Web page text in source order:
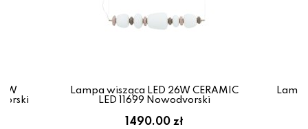
Lampa wisząca LED 26W CERAMIC
LED 11699 Nowodvorski
1490.00 zł